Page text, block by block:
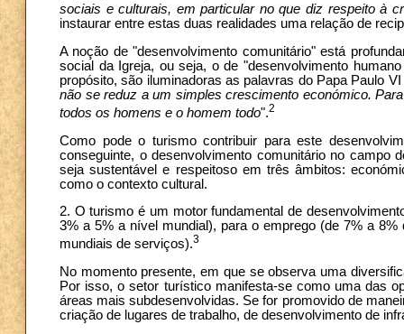
sociais e culturais, em particular no que diz respeito à
instaurar entre estas duas realidades uma relação de
A noção de "desenvolvimento comunitário" está
social da Igreja, ou seja, o de "desenvolvimento
propósito, são iluminadoras as palavras do Papa Paulo
não se reduz a um simples crescimento económico.
todos os homens e o homem todo".2
Como pode o turismo contribuir para este
conseguinte, o desenvolvimento comunitário no campo
seja sustentável e respeitoso em três âmbitos:
como o contexto cultural.
2. O turismo é um motor fundamental de
3% a 5% a nível mundial), para o emprego (de 7% a
mundiais de serviços).3
No momento presente, em que se observa uma
Por isso, o setor turístico manifesta-se como uma das
áreas mais subdesenvolvidas. Se for promovido de
criação de lugares de trabalho, de desenvolvimento de